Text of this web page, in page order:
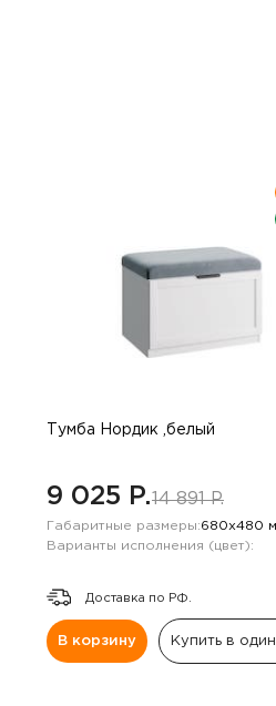
Тумба Нордик ,белый
9 025 P.14 891 P.
Габаритные размеры:680х480
Варианты исполнения (цвет):
Доставка по РФ.
В корзину Купить в